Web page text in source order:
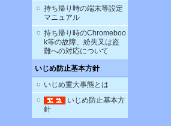
持ち帰り時の端末等設定
マニュアル
持ち帰り時のChromeboo
k等の故障、紛失又は盗
難への対応について
いじめ防止基本方針
いじめ重大事態とは
いじめ防止基本方
針